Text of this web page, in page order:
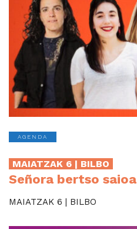
AGENDA
MAIATZAK 6 | BILBO
Señora bertso saioa
MAIATZAK 6 | BILBO